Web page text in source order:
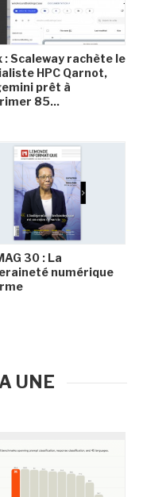
: Scaleway rachète le
HPC Qarnot,
prêt à
85...
30 : La
numérique
UNE